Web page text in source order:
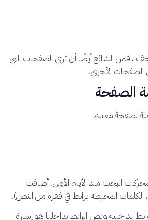
، فمن الشائع أيضًا أن ترى الصفحات التي
الصفحات الأخرى.
لصفحة معينة.
البحث منذ الأيام الأولى. أضافت
الكلمات المحيطة برابط في فقرة من النص).
الداخلية ونص الرابط بداخلها هو إشارة